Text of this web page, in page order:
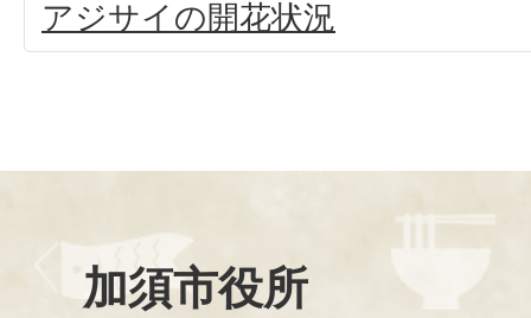
アジサイの開花状況
加須市役所